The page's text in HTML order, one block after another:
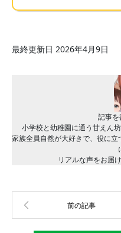
最終更新日 2026年4月9日
記事
小学校と幼稚園に通う甘えん
家族全員自然が大好きで、役に
リアルな声をお届